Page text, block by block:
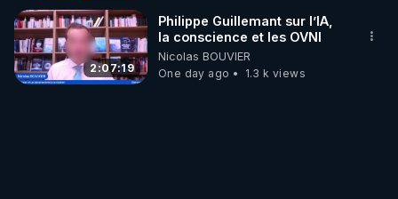
2:07:19
Philippe Guillemant sur l’IA,
la conscience et les OVNI
Nicolas BOUVIER
One day ago
1.3 k views